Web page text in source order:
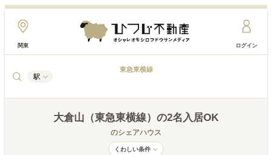
関東 ログイン
駅
東急東横線
大倉山（東急東横線） の2名入居OK
のシェアハウス
くわしい条件